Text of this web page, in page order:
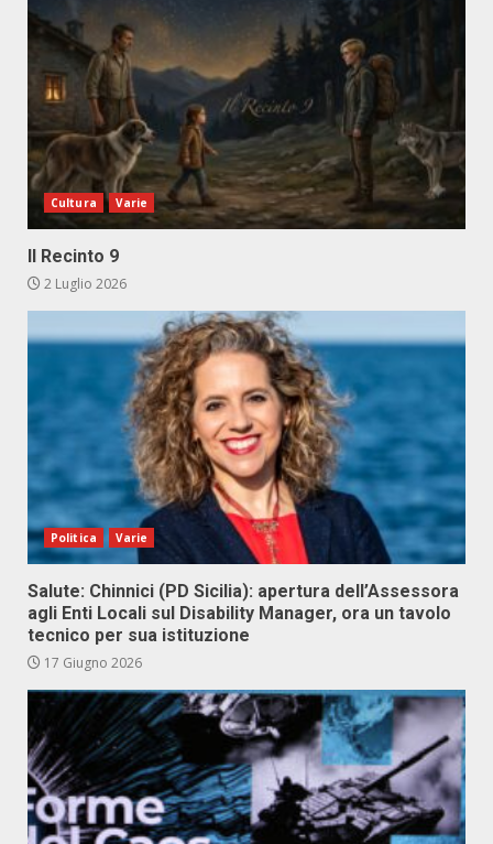
Cultura Varie
Il Recinto 9
2 Luglio 2026
Politica Varie
Salute: Chinnici (PD Sicilia): apertura dell’Assessora
agli Enti Locali sul Disability Manager, ora un tavolo
tecnico per sua istituzione
17 Giugno 2026